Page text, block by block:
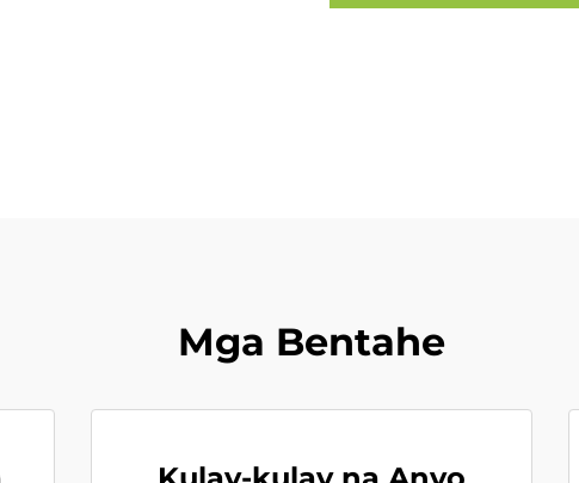
Mga Bentahe